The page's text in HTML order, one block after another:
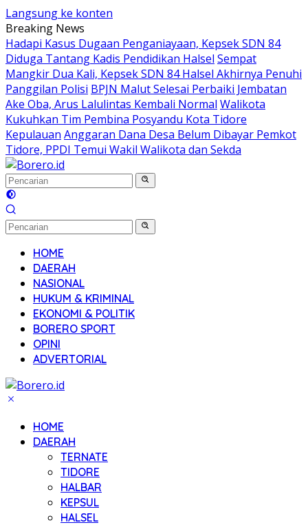
Langsung ke konten
Breaking News
Hadapi Kasus Dugaan Penganiayaan, Kepsek SDN 84
Diduga Tantang Kadis Pendidikan Halsel Sempat
Mangkir Dua Kali, Kepsek SDN 84 Halsel Akhirnya Penuhi
Panggilan Polisi BPJN Malut Selesai Perbaiki Jembatan
Ake Oba, Arus Lalulintas Kembali Normal Walikota
Kukuhkan Tim Pembina Posyandu Kota Tidore
Kepulauan Anggaran Dana Desa Belum Dibayar Pemkot
Tidore, PPDI Temui Wakil Walikota dan Sekda
HOME
DAERAH
NASIONAL
HUKUM & KRIMINAL
EKONOMI & POLITIK
BORERO SPORT
OPINI
ADVERTORIAL
HOME
DAERAH
TERNATE
TIDORE
HALBAR
KEPSUL
HALSEL